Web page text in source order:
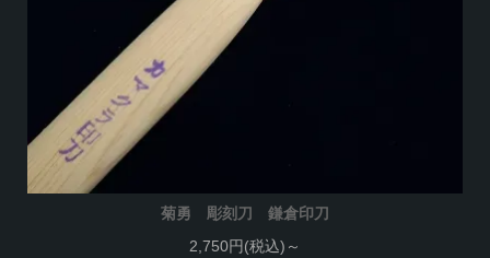
菊勇 彫刻刀 鎌倉印刀
2,750円(税込)～